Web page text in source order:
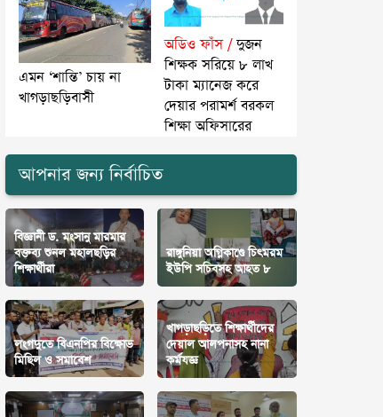
এমন ‘শান্তি’ চায় না
খাগড়াছড়িবাসী
অডিও ফাঁস /দুজন
শিক্ষক সরিয়ে ৮ লাখ
টাকা ম্যানেজ করে
দেয়ার পরামর্শ বরকল
শিক্ষা অফিসারের
আপনার জন্য নির্বাচিত
বিজ্ঞানী ড. মংসানু মারমার
বক্তব্য শুনল মহালছড়ির
শিক্ষার্থীরা
রাঙ্গুনিয়া অগ্নিকাণ্ডে চিৎমরম
ইউপি সচিবসহ আহত ৮
লংগদুতে বিএনপির বিক্ষোভ
মিছিল ও সমাবেশ
খাগড়াছড়িতে শিক্ষার্থীদের
দেয়াল আলপনাসহ নানা
কর্মযজ্ঞ